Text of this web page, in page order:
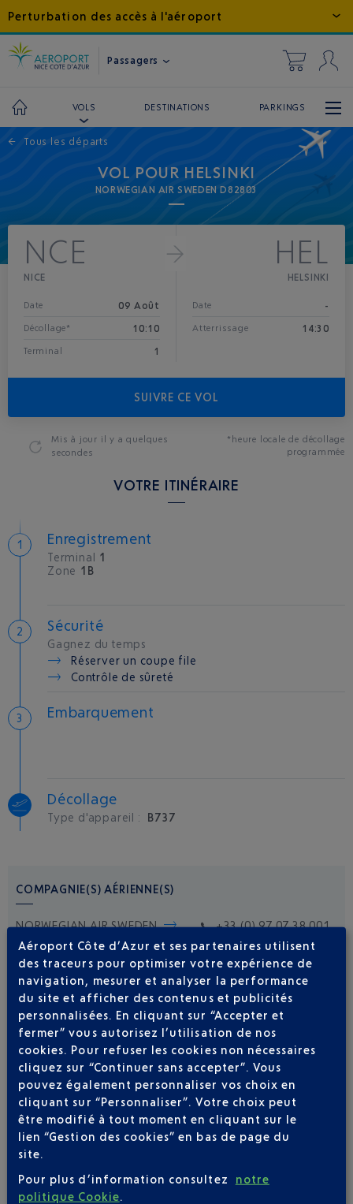
Perturbation des accès à l'aéroport
Passagers
VOLS DESTINATIONS PARKINGS
← Tous les départs
VOL POUR HELSINKI
NORWEGIAN AIR SWEDEN D82803
NCE
NICE
Date 09 Août
Décollage* 10:10
Terminal 1
HEL
HELSINKI
Date -
Atterrissage 14:30
SUIVRE CE VOL
Mis à jour il y a quelques
secondes
*heure locale de décollage
programmée
VOTRE ITINÉRAIRE
Enregistrement
Terminal 1
Zone 1B
Sécurité
Gagnez du temps
Réserver un coupe file
Contrôle de sûreté
Embarquement
Décollage
Type d'appareil : B737
COMPAGNIE(S) AÉRIENNE(S)
NORWEGIAN AIR SWEDEN +33 (0) 97 07 38 001
Soyez notifié(e) de
toutes les évolutions
pour ce vol
Aéroport Côte d’Azur et ses partenaires utilisent
des traceurs pour optimiser votre expérience de
navigation, mesurer et analyser la performance
du site et afficher des contenus et publicités
personnalisées. En cliquant sur “Accepter et
fermer” vous autorisez l’utilisation de nos
cookies. Pour refuser les cookies non nécessaires
cliquez sur “Continuer sans accepter”. Vous
pouvez également personnaliser vos choix en
cliquant sur “Personnaliser”. Votre choix peut
être modifié à tout moment en cliquant sur le
lien “Gestion des cookies” en bas de page du
site.
Pour plus d’information consultez
notre
politique Cookie